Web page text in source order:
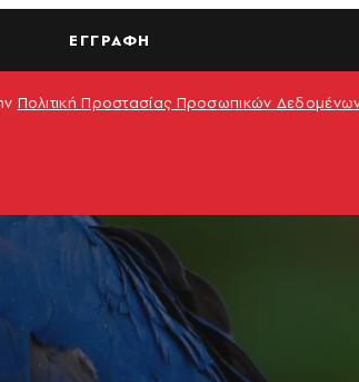
ΕΓΓΡΑΦΗ
Πολιτική Προστασίας Προσωπικών